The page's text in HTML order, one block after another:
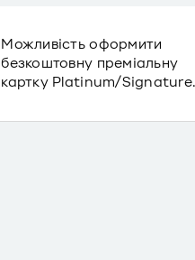
Можливість оформити
безкоштовну преміальну
картку Platinum/Signature.